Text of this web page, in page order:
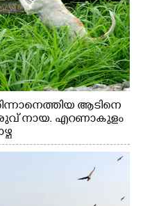
ആടിനെ
നായ. എറണാകുളം